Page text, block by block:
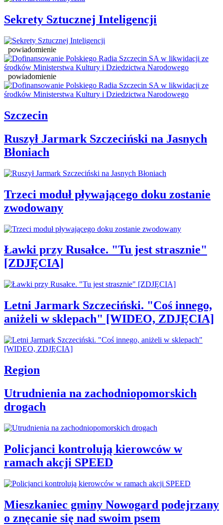
Sekrety Sztucznej Inteligencji
powiadomienie
powiadomienie
Szczecin
Ruszył Jarmark Szczeciński na Jasnych
Błoniach
Trzeci moduł pływającego doku zostanie
zwodowany
Ławki przy Rusałce. "Tu jest strasznie"
[ZDJĘCIA]
Letni Jarmark Szczeciński. "Coś innego,
aniżeli w sklepach" [WIDEO, ZDJĘCIA]
Region
Utrudnienia na zachodniopomorskich
drogach
Policjanci kontrolują kierowców w
ramach akcji SPEED
Mieszkaniec gminy Nowogard podejrzany
o znęcanie się nad swoim psem